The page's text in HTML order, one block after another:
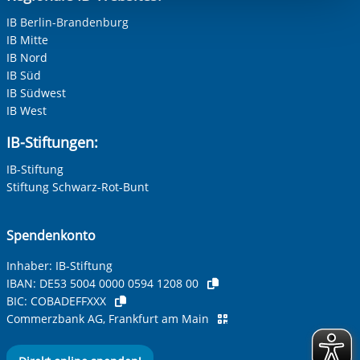
Einwilligung.
Adresse (PLZ, Ort, Strasse)
Ihre E-Mail-Adresse
Ihre Telefonnummer
Ihre Nachricht*
IB Berlin-Brandenburg
IB Mitte
IB Nord
IB Süd
IB Südwest
IB West
IB-Stiftungen:
IB-Stiftung
Stiftung Schwarz-Rot-Bunt
Spendenkonto
Inhaber: IB-Stiftung
IBAN: DE53 5004 0000 0594 1208 00
BIC: COBADEFFXXX
Commerzbank AG, Frankfurt am Main